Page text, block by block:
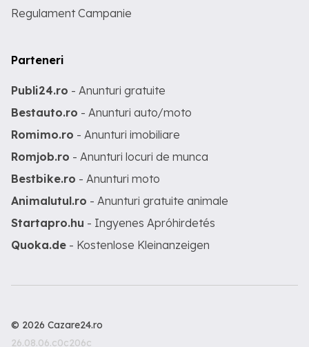
Regulament Campanie
Parteneri
Publi24.ro - Anunturi gratuite
Bestauto.ro - Anunturi auto/moto
Romimo.ro - Anunturi imobiliare
Romjob.ro - Anunturi locuri de munca
Bestbike.ro - Anunturi moto
Animalutul.ro - Anunturi gratuite animale
Startapro.hu - Ingyenes Apróhirdetés
Quoka.de - Kostenlose Kleinanzeigen
© 2026 Cazare24.ro
26.08.06.c0c206c